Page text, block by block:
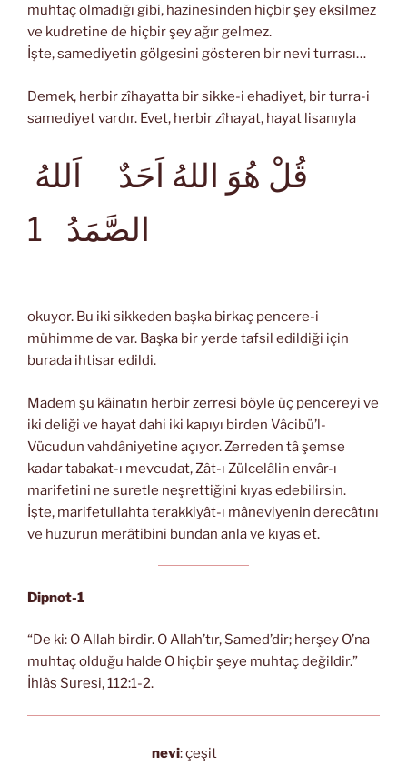
muhtaç olmadığı gibi, hazinesinden hiçbir şey eksilmez
ve kudretine de hiçbir şey ağır gelmez.
İşte, samediyetin gölgesini gösteren bir nevi turrası…
Demek, herbir zîhayatta bir sikke-i ehadiyet, bir turra-i
samediyet vardır. Evet, herbir zîhayat, hayat lisanıyla
الصَّمَدُ
okuyor. Bu iki sikkeden başka birkaç pencere-i
mühimme de var. Başka bir yerde tafsil edildiği için
burada ihtisar edildi.
Madem şu kâinatın herbir zerresi böyle üç pencereyi ve
iki deliği ve hayat dahi iki kapıyı birden Vâcibü’l-
Vücudun vahdâniyetine açıyor. Zerreden tâ şemse
kadar tabakat-ı mevcudat, Zât-ı Zülcelâlin envâr-ı
marifetini ne suretle neşrettiğini kıyas edebilirsin.
İşte, marifetullahta terakkiyât-ı mâneviyenin derecâtını
ve huzurun merâtibini bundan anla ve kıyas et.
Dipnot-1
“De ki: O Allah birdir. O Allah’tır, Samed’dir; herşey O’na
muhtaç olduğu halde O hiçbir şeye muhtaç değildir.”
İhlâs Suresi, 112:1-2.
nevi: çeşit